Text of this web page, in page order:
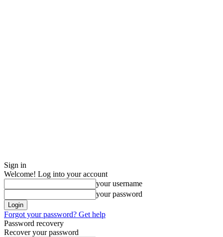
Sign in
Welcome! Log into your account
your username
your password
Forgot your password? Get help
Password recovery
Recover your password